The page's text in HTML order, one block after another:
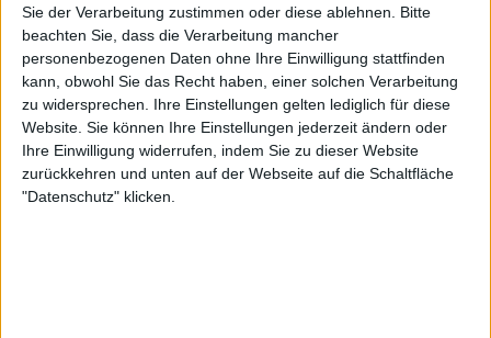
Sie der Verarbeitung zustimmen oder diese ablehnen.
Bitte
beachten Sie, dass die Verarbeitung mancher
personenbezogenen Daten ohne Ihre Einwilligung stattfinden
kann, obwohl Sie das Recht haben, einer solchen Verarbeitung
zu widersprechen. Ihre Einstellungen gelten lediglich für diese
Website. Sie können Ihre Einstellungen jederzeit ändern oder
Ihre Einwilligung widerrufen, indem Sie zu dieser Website
zurückkehren und unten auf der Webseite auf die Schaltfläche
"Datenschutz" klicken.
Manilla Road - Open The Gates
BAND MANILLA ROAD
WERTUNG 10/10
USER-WERTUNG